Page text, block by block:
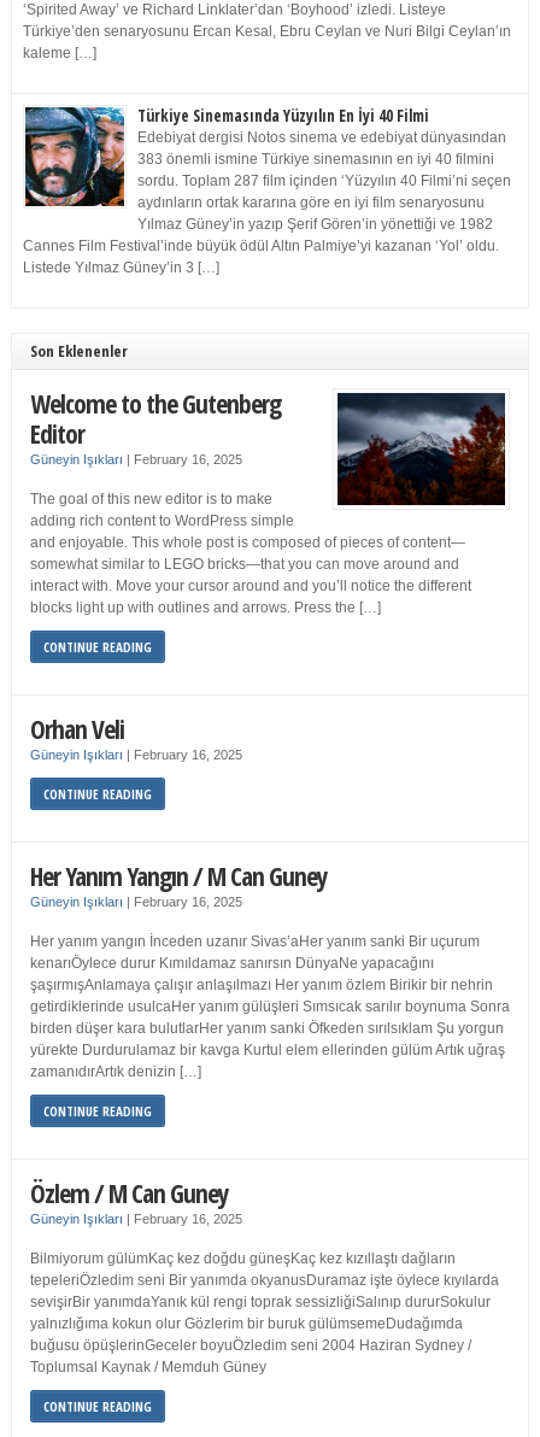
‘Spirited Away’ ve Richard Linklater’dan ‘Boyhood’ izledi. Listeye
Türkiye’den senaryosunu Ercan Kesal, Ebru Ceylan ve Nuri Bilgi Ceylan’ın
kaleme […]
Türkiye Sinemasında Yüzyılın En İyi 40 Filmi
Edebiyat dergisi Notos sinema ve edebiyat dünyasından
383 önemli ismine Türkiye sinemasının en iyi 40 filmini
sordu. Toplam 287 film içinden ‘Yüzyılın 40 Filmi’ni seçen
aydınların ortak kararına göre en iyi film senaryosunu
Yılmaz Güney’in yazıp Şerif Gören’in yönettiği ve 1982
Cannes Film Festival’inde büyük ödül Altın Palmiye’yi kazanan ‘Yol’ oldu.
Listede Yılmaz Güney’in 3 […]
Son Eklenenler
Welcome to the Gutenberg
Editor
Güneyin Işıkları | February 16, 2025
The goal of this new editor is to make
adding rich content to WordPress simple
and enjoyable. This whole post is composed of pieces of content—
somewhat similar to LEGO bricks—that you can move around and
interact with. Move your cursor around and you’ll notice the different
blocks light up with outlines and arrows. Press the […]
CONTINUE READING
Orhan Veli
Güneyin Işıkları | February 16, 2025
CONTINUE READING
Her Yanım Yangın / M Can Guney
Güneyin Işıkları | February 16, 2025
Her yanım yangın İnceden uzanır Sivas’aHer yanım sanki Bir uçurum
kenarıÖylece durur Kımıldamaz sanırsın DünyaNe yapacağını
şaşırmışAnlamaya çalışır anlaşılmazı Her yanım özlem Birikir bir nehrin
getirdiklerinde usulcaHer yanım gülüşleri Sımsıcak sarılır boynuma Sonra
birden düşer kara bulutlarHer yanım sanki Öfkeden sırılsıklam Şu yorgun
yürekte Durdurulamaz bir kavga Kurtul elem ellerinden gülüm Artık uğraş
zamanıdırArtık denizin […]
CONTINUE READING
Özlem / M Can Guney
Güneyin Işıkları | February 16, 2025
Bilmiyorum gülümKaç kez doğdu güneşKaç kez kızıllaştı dağların
tepeleriÖzledim seni Bir yanımda okyanusDuramaz işte öylece kıyılarda
sevişirBir yanımdaYanık kül rengi toprak sessizliğiSalınıp dururSokulur
yalnızlığıma kokun olur Gözlerim bir buruk gülümsemeDudağımda
buğusu öpüşlerinGeceler boyuÖzledim seni 2004 Haziran Sydney /
Toplumsal Kaynak / Memduh Güney
CONTINUE READING